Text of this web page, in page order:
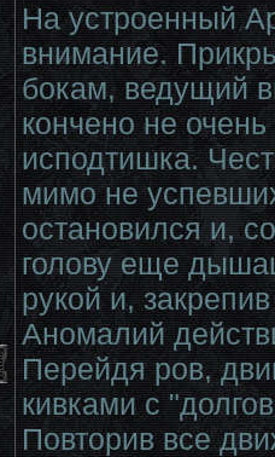
На устроенный
внимание.
бокам, ведущий
кончено не
исподтишка.
мимо не
остановился и,
голову еще
рукой и,
Аномалий
Перейдя ров,
кивками с
Повторив все